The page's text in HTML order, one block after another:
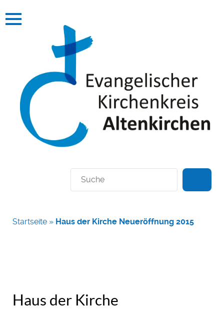
Suchen
Startseite » Haus der Kirche Neueröffnung 2015
Haus der Kirche